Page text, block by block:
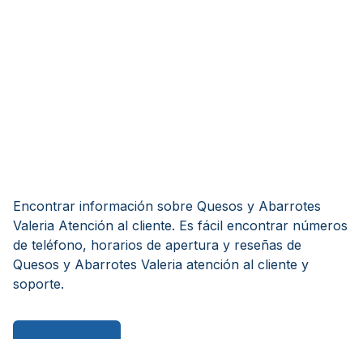
Encontrar información sobre Quesos y Abarrotes
Valeria Atención al cliente. Es fácil encontrar números
de teléfono, horarios de apertura y reseñas de
Quesos y Abarrotes Valeria atención al cliente y
soporte.